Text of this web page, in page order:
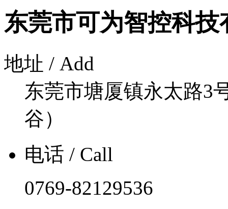
东莞市可为智控科技
地址 / Add
东莞市塘厦镇永太路3
谷）
电话 / Call
0769-82129536